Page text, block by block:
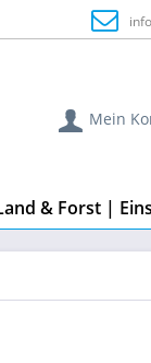
Mein
& Forst |